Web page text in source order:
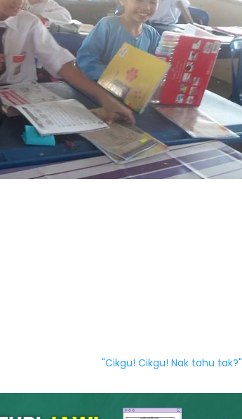
"Cikgu! Cikgu! Nak tahu tak?"